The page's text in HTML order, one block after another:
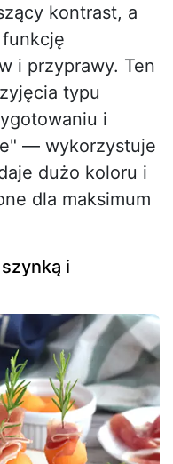
kontrast, a
funkcję
i przyprawy. Ten
typu
i
— wykorzystuje
dużo koloru i
dla maksimum
i